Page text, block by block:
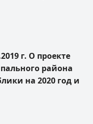
г. О проекте
района
на 2020 год и